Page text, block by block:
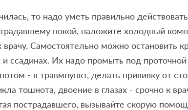
то надо уметь правильно
покой, наложите холодный
Самостоятельно можно остановить
ссадинах. Их надо промыть под
- в травмпункт, делать прививку от
тошнота, двоение в глазах - срочно к
пострадавшего, вызывайте скорую